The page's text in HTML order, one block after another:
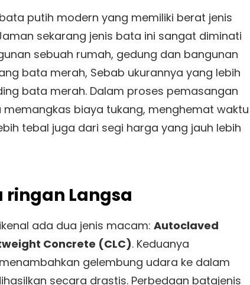
putih modern yang memiliki berat jenis
sekarang jenis bata ini sangat diminati
sebuah rumah, gedung dan bangunan
bata merah, Sebab ukurannya yang lebih
bata merah. Dalam proses pemasangan
biaya tukang, menghemat waktu
tebal juga dari segi harga yang jauh lebih
ringan Langsa
ada dua jenis macam: Autoclaved
Concrete (CLC). Keduanya
gelembung udara ke dalam
secara drastis. Perbedaan batajenis